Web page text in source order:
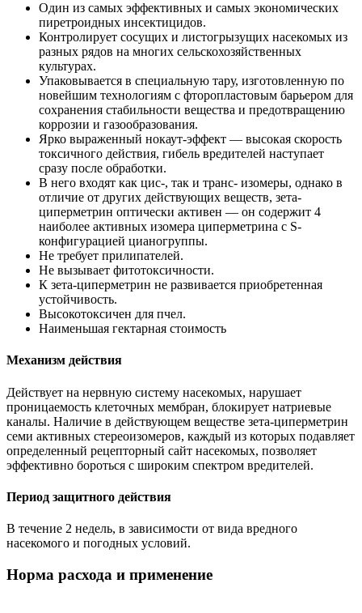
Один из самых эффективных и самых экономических
пиретроидных инсектицидов.
Контролирует сосущих и листогрызущих насекомых из
разных рядов на многих сельскохозяйственных
культурах.
Упаковывается в специальную тару, изготовленную по
новейшим технологиям с фторопластовым барьером для
сохранения стабильности вещества и предотвращению
коррозии и газообразования.
Ярко выраженный нокаут-эффект — высокая скорость
токсичного действия, гибель вредителей наступает
сразу после обработки.
В него входят как цис-, так и транс- изомеры, однако в
отличие от других действующих веществ, зета-
циперметрин оптически активен — он содержит 4
наиболее активных изомера циперметрина с S-
конфигурацией цианогруппы.
Не требует прилипателей.
Не вызывает фитотоксичности.
К зета-циперметрин не развивается приобретенная
устойчивость.
Высокотоксичен для пчел.
Наименьшая гектарная стоимость
Механизм действия
Действует на нервную систему насекомых, нарушает
проницаемость клеточных мембран, блокирует натриевые
каналы. Наличие в действующем веществе зета-циперметрин
семи активных стереоизомеров, каждый из которых подавляет
определенный рецепторный сайт насекомых, позволяет
эффективно бороться с широким спектром вредителей.
Период защитного действия
В течение 2 недель, в зависимости от вида вредного
насекомого и погодных условий.
Норма расхода и применение